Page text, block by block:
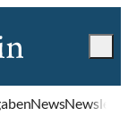
News